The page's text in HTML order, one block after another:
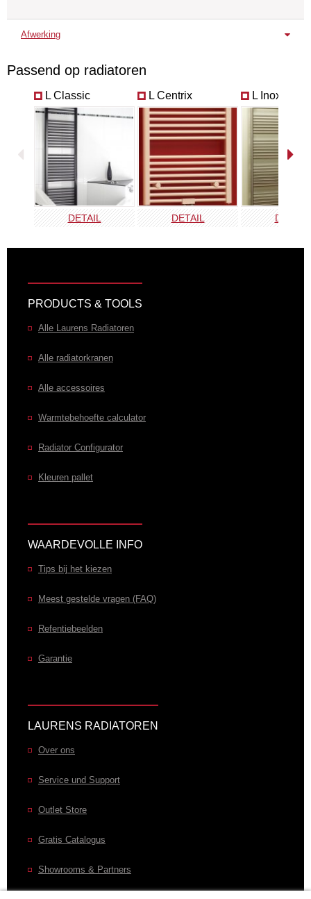
Afwerking
VPT-B
Passend op radiatoren
L Classic
DETAIL
L Centrix
DETAIL
L Inox
DETAIL
PRODUCTS & TOOLS
Alle Laurens Radiatoren
Alle radiatorkranen
Alle accessoires
Warmtebehoefte calculator
Radiator Configurator
Kleuren pallet
WAARDEVOLLE INFO
Tips bij het kiezen
Meest gestelde vragen (FAQ)
Refentiebeelden
Garantie
LAURENS RADIATOREN
Over ons
Service und Support
Outlet Store
Gratis Catalogus
Showrooms & Partners